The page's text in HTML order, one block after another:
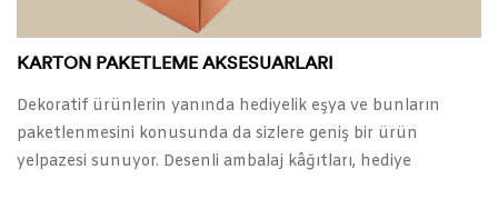
KARTON PAKETLEME AKSESUARLARI
Dekoratif ürünlerin yanında hediyelik eşya ve bunların
paketlenmesini konusunda da sizlere geniş bir ürün
yelpazesi sunuyor. Desenli ambalaj kâğıtları, hediye